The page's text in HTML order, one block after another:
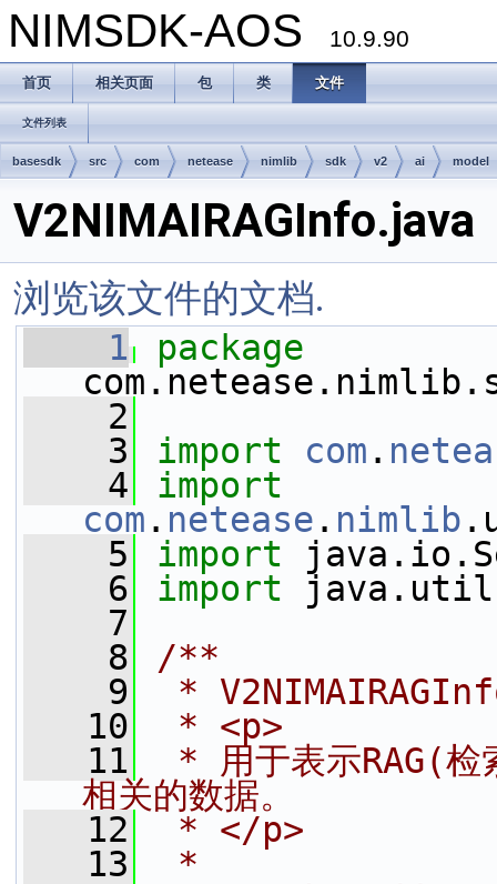
NIMSDK-AOS 10.9.90
首页 相关页面 包 类 文件
文件列表
basesdk src com netease nimlib sdk v2 ai model
V2NIMAIRAGInfo.java
浏览该文件的文档.
    1
    2
    3
import com .
    4
import
com . netease . nimlib
    5
import
    6
import
    7
    8
/**
    9
*
   10
* <p>
   11
* 用于表示RAG(检
相关的数据。
   12
* </p>
   13
*